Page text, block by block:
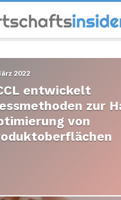
2022
entwickelt
zur
von